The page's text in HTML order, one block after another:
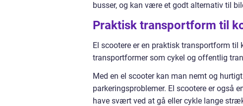
busser, og kan være et godt alternativ til
Praktisk transportform til
El scootere er en praktisk transportform
transportformer som cykel og offentlig
Med en el scooter kan man nemt og
parkeringsproblemer. El scootere er
have svært ved at gå eller cykle lange